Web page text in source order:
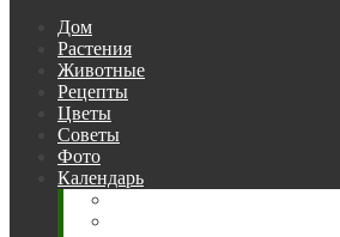
Дом
Растения
Животные
Рецепты
Цветы
Советы
Фото
Календарь